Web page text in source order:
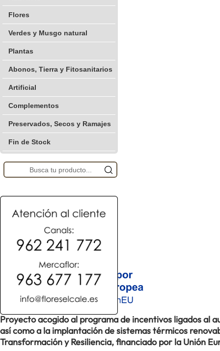
Flores
Verdes y Musgo natural
Plantas
Abonos, Tierra y Fitosanitarios
Artificial
Complementos
Preservados, Secos y Ramajes
Fin de Stock
Proyecto acogido al programa de incentivos ligados al
así como a la implantación de sistemas térmicos
Transformación y Resiliencia, financiado por la Unión